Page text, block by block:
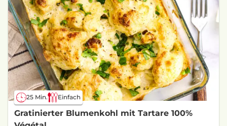
25 Min. Einfach
Gratinierter Blumenkohl mit Tartare 100%